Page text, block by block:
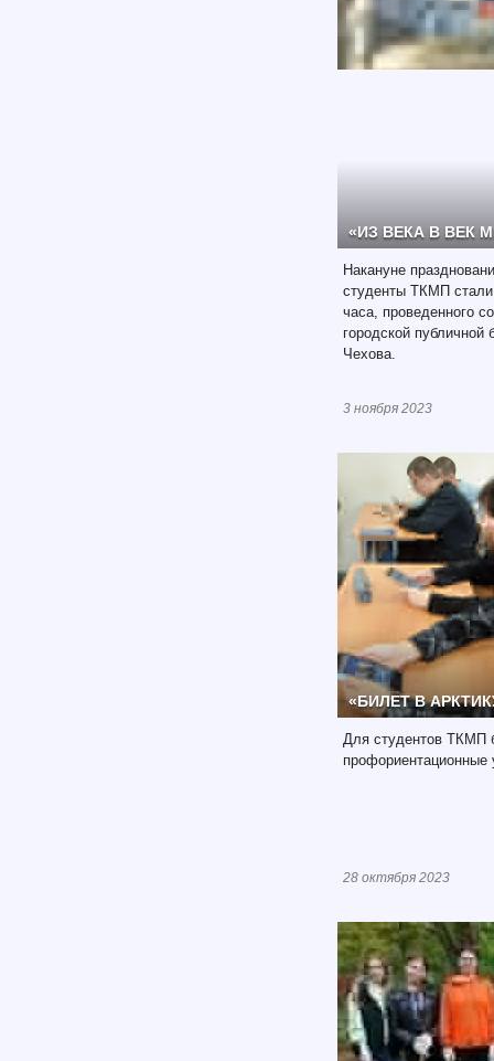
«ИЗ ВЕКА В ВЕК
Накануне
студенты ТКМП стали
часа, проведенного
городской
Чехова.
3 ноября 2023
«БИЛЕТ В
Для студентов ТКМП
профориентационные
28 октября 2023